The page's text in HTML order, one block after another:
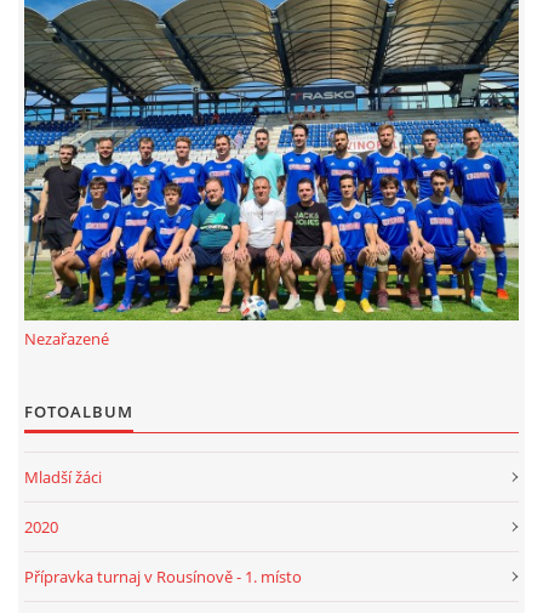
DOTACE
FKD, z.s.
Drnovice 704
68304 Drnovice
ičo 27005305
č.ú. 3227086359 / 0800
Nezařazené
FOTOALBUM
Mladší žáci
2020
Přípravka turnaj v Rousínově - 1. místo